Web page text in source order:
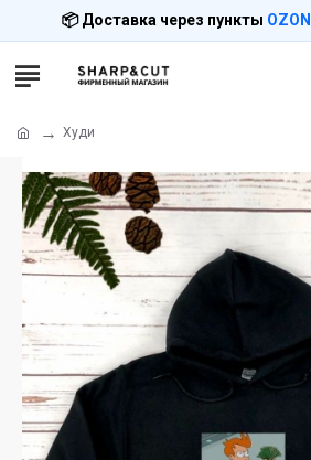
📦 Доставка через пункты OZON
Худи